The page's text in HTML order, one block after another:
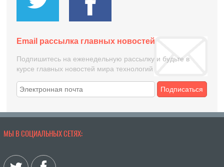
Email рассылка главных новостей
Подпишитесь на еженедельную рассылку и будьте в
курсе главных новостей мира технологий
Подписаться
МЫ В СОЦИАЛЬНЫХ СЕТЯХ: